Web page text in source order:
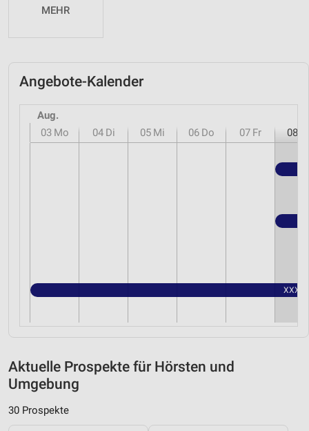
MEHR
Angebote-Kalender
Aug.
03 Mo 04 Di 05 Mi 06 Do 07 Fr 08
Aktuelle Prospekte für Hörsten und
Umgebung
30 Prospekte